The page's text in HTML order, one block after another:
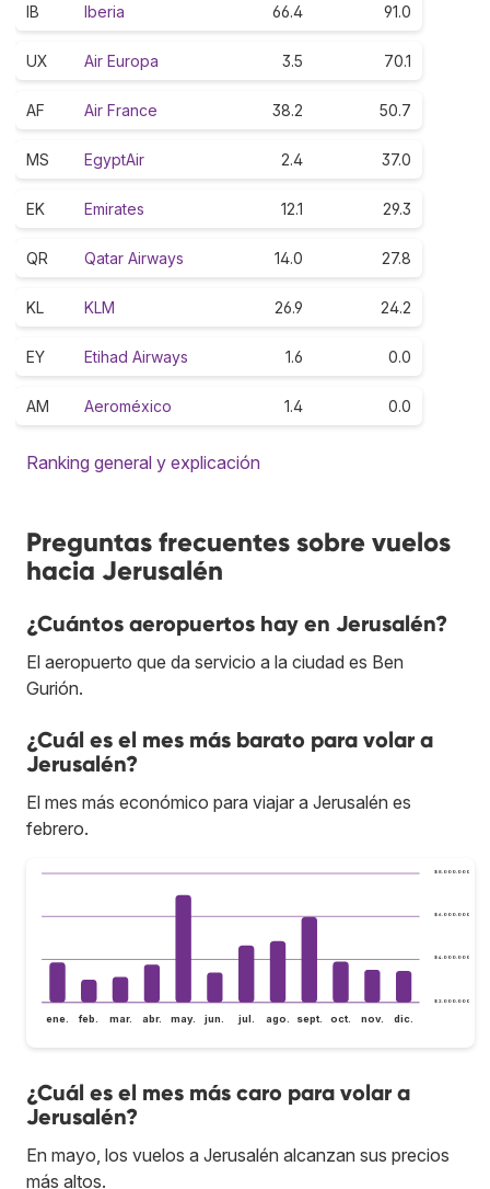
IB Iberia 66.4 91.0
UX Air Europa 3.5 70.1
AF Air France 38.2 50.7
MS EgyptAir 2.4 37.0
EK Emirates 12.1 29.3
QR Qatar Airways 14.0 27.8
KL KLM 26.9 24.2
EY Etihad Airways 1.6 0.0
AM Aeroméxico 1.4 0.0
Ranking general y explicación
Preguntas frecuentes sobre vuelos
hacia Jerusalén
¿Cuántos aeropuertos hay en Jerusalén?
El aeropuerto que da servicio a la ciudad es Ben
Gurión.
¿Cuál es el mes más barato para volar a
Jerusalén?
El mes más económico para viajar a Jerusalén es
febrero.
$ 2.000.000
$ 4.000.000
$ 6.000.000
$ 8.000.000
ene. feb. mar. abr. may. jun. jul. ago. sept. oct. nov. dic.
¿Cuál es el mes más caro para volar a
Jerusalén?
En mayo, los vuelos a Jerusalén alcanzan sus precios
más altos.